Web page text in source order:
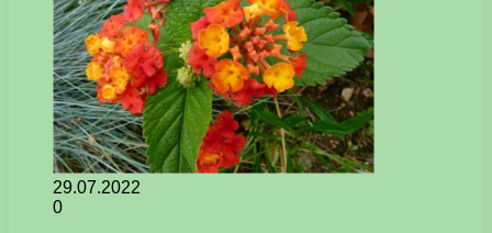
29.07.2022
0